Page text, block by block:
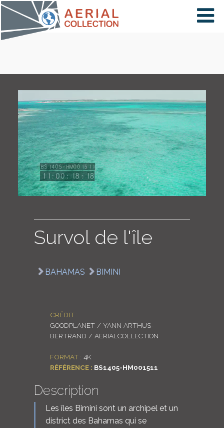
×
PAYS
CARTE
COLLECTIONS
Survol de l'île
BAHAMAS BIMINI
CRÉDIT :
GOODPLANET / YANN ARTHUS-
BERTRAND / AERIALCOLLECTION
FORMAT : 4K
RÉFÉRENCE : BS1405-HM001511
Description
Les îles Bimini sont un archipel et un
district des Bahamas qui se